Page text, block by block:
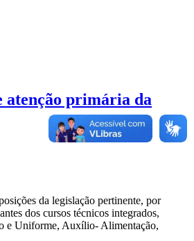
atenção primária da
da legislação pertinente, por
dos cursos técnicos integrados,
e Uniforme, Auxílio- Alimentação,